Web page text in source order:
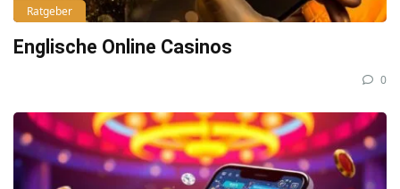
Ratgeber
Englische Online Casinos
0